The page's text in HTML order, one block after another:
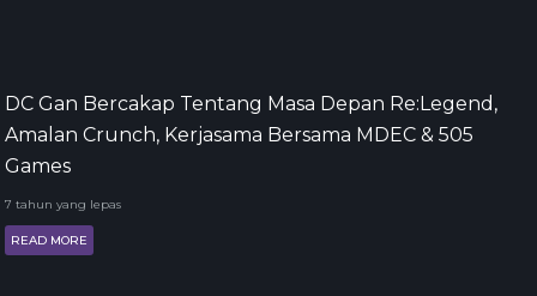
DC Gan Bercakap Tentang Masa Depan Re:Legend,
Amalan Crunch, Kerjasama Bersama MDEC & 505
Games
7 tahun yang lepas
READ MORE